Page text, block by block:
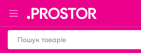
Toggle
Nav